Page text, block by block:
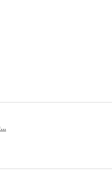
MOFT Float Folio Case for iPad - מגן מובנה ומעמ...